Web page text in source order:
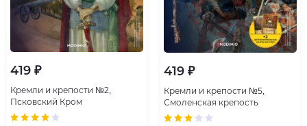
419 ₽
Кремли и крепости №2,
Псковский Кром
419 ₽
Кремли и крепости №5,
Смоленская крепость